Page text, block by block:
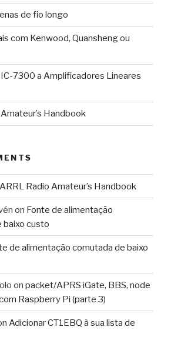
de fio longo
com Kenwood, Quansheng ou
7300 a Amplificadores Lineares
Handbook
ARRL Radio Amateur’s Handbook
on Fonte de alimentação
baixo custo
de alimentação comutada de baixo
on packet/APRS iGate, BBS, node
Raspberry Pi (parte 3)
Adicionar CT1EBQ à sua lista de